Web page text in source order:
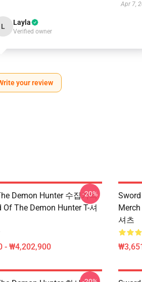
Apr 7,
L Layla
Verified owner
your review
Demon Hunter 수집가의
Of The Demon Hunter T-셔
- ₩4,202,900
-20%
셔츠